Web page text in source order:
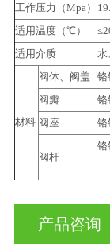
工作压力（Mpa）
适用温度（℃）
适用介质
材料
阀体、阀盖
铬
阀瓣
铬
阀座
铬
阀杆
铬
产品咨询